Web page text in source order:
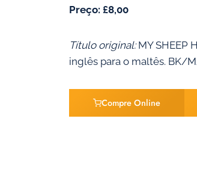
Preço: £8,00
Título original:MY SHEEP
inglês para o maltês. BK/
Compre Online